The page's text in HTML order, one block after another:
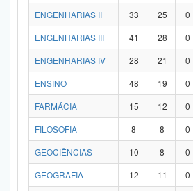
ENGENHARIAS II
33 25 0
ENGENHARIAS III
41 28 0
ENGENHARIAS IV
28 21 0
ENSINO
48 19 0
FARMÁCIA
15 12 0
FILOSOFIA
8 8 0
GEOCIÊNCIAS
10 8 0
GEOGRAFIA
12 11 0